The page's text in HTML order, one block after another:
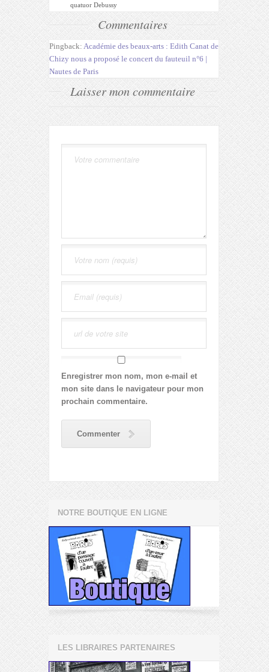
quatuor Debussy
Commentaires
Pingback: Académie des beaux-arts : Edith Canat de
Chizy nous a proposé le concert du fauteuil n°6 |
Nautes de Paris
Laisser mon commentaire
Enregistrer mon nom, mon e-mail et
mon site dans le navigateur pour mon
prochain commentaire.
Commenter
NOTRE BOUTIQUE EN LIGNE
LES LIBRAIRES PARTENAIRES